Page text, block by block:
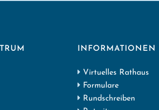
INFORMATIONEN
Virtuelles Rathaus
Formulare
Rundschreiben